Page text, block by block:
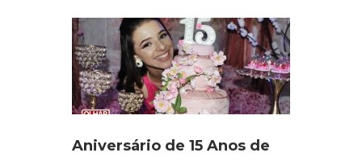
Aniversário de 15 Anos de